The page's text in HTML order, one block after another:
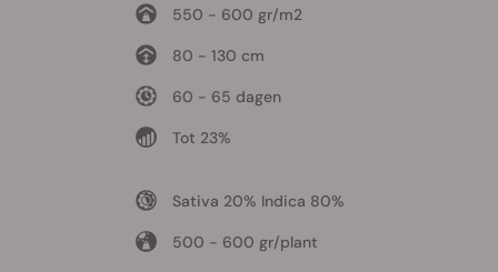
550 - 600 gr/m2
80 - 130 cm
60 - 65 dagen
Tot 23%
Sativa 20% Indica 80%
500 - 600 gr/plant